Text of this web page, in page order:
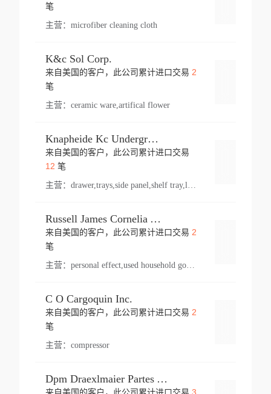
笔
主营： microfiber cleaning cloth
K&c Sol Corp.
来自美国的客户，此公司累计进口交易 2
笔
主营： ceramic ware,artifical flower
Knapheide Kc Underground
来自美国的客户，此公司累计进口交易
12 笔
主营：
Russell James Cornelia Arlington Va
来自美国的客户，此公司累计进口交易 2
笔
主营： personal effect,used household goods
C O Cargoquin Inc.
来自美国的客户，此公司累计进口交易 2
笔
主营： compressor
Dpm Draexlmaier Partes Automotrices Corr Ind Huejotzingo
3